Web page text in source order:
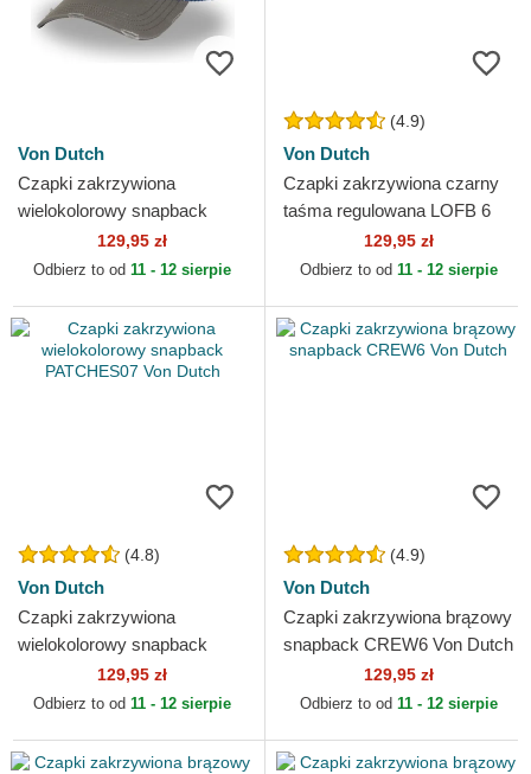
Von Dutch
Czapki zakrzywiona
wielokolorowy snapback
USED 08 Von Dutch
129,95 zł
Odbierz to od 11 - 12 sierpie
(4.9)
Von Dutch
Czapki zakrzywiona czarny
taśma regulowana LOFB 6
129,95 zł
Odbierz to od 11 - 12 sierpie
(4.8)
Von Dutch
Czapki zakrzywiona
wielokolorowy snapback
PATCHES07 Von Dutch
129,95 zł
Odbierz to od 11 - 12 sierpie
(4.9)
Von Dutch
Czapki zakrzywiona brązowy
snapback CREW6 Von Dutch
129,95 zł
Odbierz to od 11 - 12 sierpie